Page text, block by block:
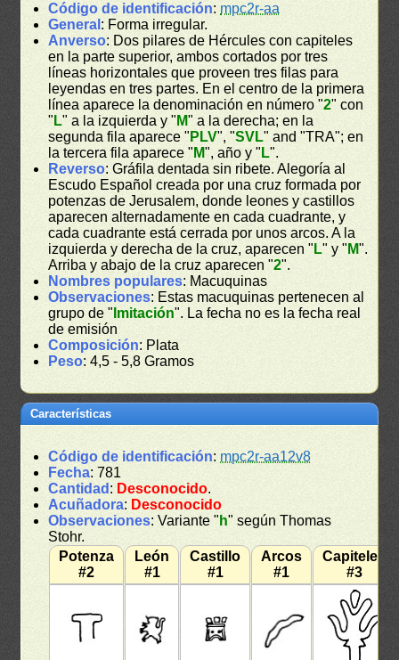
Código de identificación: mpc2r-aa
General : Forma irregular.
Anverso: Dos pilares de Hércules con capiteles
en la parte superior, ambos cortados por tres
líneas horizontales que proveen tres filas para
leyendas en tres partes. En el centro de la primera
línea aparece la denominación en número "2" con
" L" a la izquierda y " M" a la derecha; en la
segunda fila aparece " PLV", "SVL" and "TRA"; en
la tercera fila aparece " M", año y " L".
Reverso: Gráfila dentada sin ribete. Alegoría al
Escudo Español creada por una cruz formada por
potenzas de Jerusalem, donde leones y castillos
aparecen alternadamente en cada cuadrante, y
cada cuadrante está cerrada por unos arcos. A la
izquierda y derecha de la cruz, aparecen " L" y " M".
Arriba y abajo de la cruz aparecen "2".
Nombres populares: Macuquinas
Observaciones: Estas macuquinas pertenecen al
grupo de " Imitación". La fecha no es la fecha real
de emisión
Composición: Plata
Peso: 4,5 - 5,8 Gramos
Características
Código de identificación: mpc2r-aa12v8
Fecha: 781
Cantidad : Desconocido.
Acuñadora: Desconocido
Observaciones: Variante " h" según Thomas
Stohr.
Potenza
#2
León
#1
Castillo
#1
Arcos
#1
Capiteles
#3